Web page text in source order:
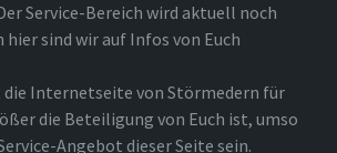
Service-Bereich wird aktuell noch
hier sind wir auf Infos von Euch
die Internetseite von Störmedern für
die Beteiligung von Euch ist, umso
Angebot dieser Seite sein.